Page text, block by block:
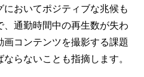
おいてポジティブな兆候も
通勤時間中の再生数が失わ
コンテンツを撮影する課題
らないことも指摘します。